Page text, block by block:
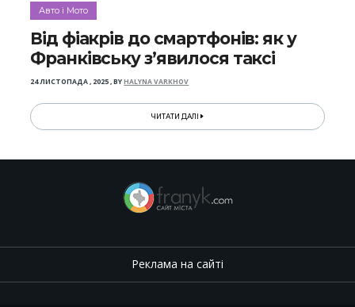
Авто і Мото
Від фіакрів до смартфонів: як у
Франківську з’явилося таксі
24 ЛИСТОПАДА , 2025,BYHALYNA VARKHOV
ЧИТАТИ ДАЛІ
Реклама на сайті